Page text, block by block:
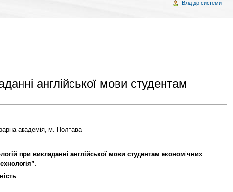
англійської мови студентам
академія, м. Полтава
при викладанні англійської мови студентам економічних
.
.
Вхід до системи